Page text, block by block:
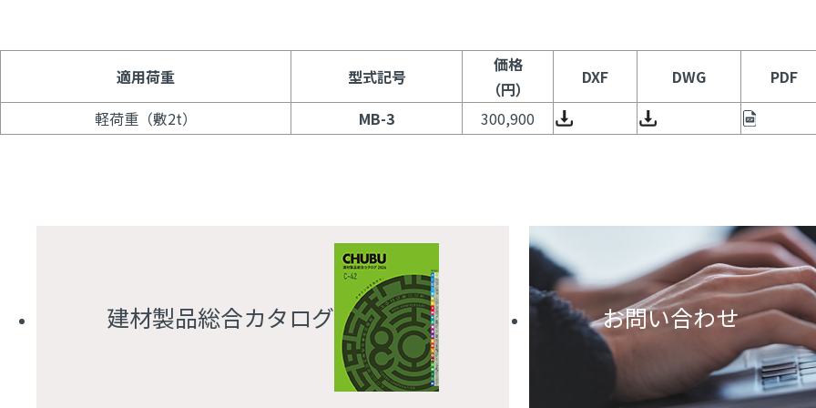
適用荷重 型式記号
価格
（円）
DXF DWG
PDF
軽荷重（敷2t）
MB-3 300,900
建材製品総合カタログ お問い合わせ